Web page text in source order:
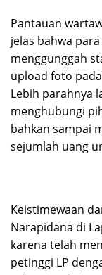
Pantauan
jelas bahwa
menggunggah
upload foto
Lebih parahnya
menghubungi
bahkan sampai
sejumlah uang
Keistimewaan
Narapidana di
karena telah
petinggi LP